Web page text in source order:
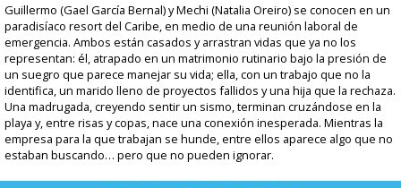
Guillermo (Gael García Bernal) y Mechi (Natalia Oreiro) se conocen en un
paradisíaco resort del Caribe, en medio de una reunión laboral de
emergencia. Ambos están casados y arrastran vidas que ya no los
representan: él, atrapado en un matrimonio rutinario bajo la presión de
un suegro que parece manejar su vida; ella, con un trabajo que no la
identifica, un marido lleno de proyectos fallidos y una hija que la rechaza.
Una madrugada, creyendo sentir un sismo, terminan cruzándose en la
playa y, entre risas y copas, nace una conexión inesperada. Mientras la
empresa para la que trabajan se hunde, entre ellos aparece algo que no
estaban buscando… pero que no pueden ignorar.